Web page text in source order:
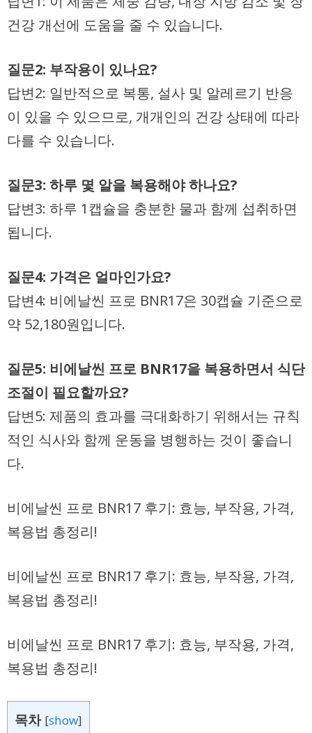
건강 개선에 도움을 줄 수 있습니다.
질문2: 부작용이 있나요?
답변2: 일반적으로 복통, 설사 및 알레르기 반응
이 있을 수 있으므로, 개개인의 건강 상태에 따라
다를 수 있습니다.
질문3: 하루 몇 알을 복용해야 하나요?
답변3: 하루 1캡슐을 충분한 물과 함께 섭취하면
됩니다.
질문4: 가격은 얼마인가요?
답변4: 비에날씬 프로 BNR17은 30캡슐 기준으로
약 52,180원입니다.
질문5: 비에날씬 프로 BNR17을 복용하면서 식단
조절이 필요할까요?
답변5: 제품의 효과를 극대화하기 위해서는 규칙
적인 식사와 함께 운동을 병행하는 것이 좋습니
다.
비에날씬 프로 BNR17 후기: 효능, 부작용, 가격,
복용법 총정리!
비에날씬 프로 BNR17 후기: 효능, 부작용, 가격,
복용법 총정리!
비에날씬 프로 BNR17 후기: 효능, 부작용, 가격,
복용법 총정리!
목차 [show]